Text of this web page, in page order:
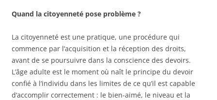
Quand la citoyenneté pose problème ?
La citoyenneté est une pratique, une procédure qui
commence par l’acquisition et la réception des droits,
avant de se poursuivre dans la conscience des devoirs.
L’âge adulte est le moment où naît le principe du devoir
confié à l’individu dans les limites de ce qu’il est capable
d’accomplir correctement : le bien-aimé, le niveau et la